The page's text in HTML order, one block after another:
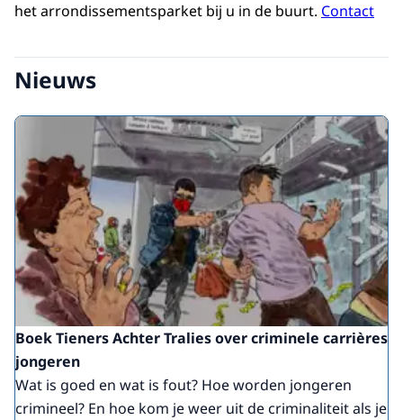
het arrondissementsparket bij u in de buurt. Contact
Nieuws
Boek Tieners Achter Tralies over criminele carrières
jongeren
Wat is goed en wat is fout? Hoe worden jongeren
crimineel? En hoe kom je weer uit de criminaliteit als je